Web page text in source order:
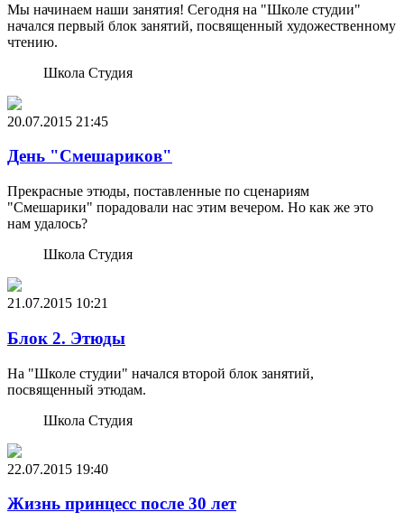
Мы начинаем наши занятия! Сегодня на "Школе студии"
начался первый блок занятий, посвященный художественному
чтению.
Школа Студия
20.07.2015 21:45
День "Смешариков"
Прекрасные этюды, поставленные по сценариям
"Смешарики" порадовали нас этим вечером. Но как же это
нам удалось?
Школа Студия
21.07.2015 10:21
Блок 2. Этюды
На "Школе студии" начался второй блок занятий,
посвященный этюдам.
Школа Студия
22.07.2015 19:40
Жизнь принцесс после 30 лет